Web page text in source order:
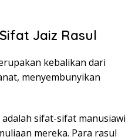
Jaiz Rasul
kebalikan dari
menyembunyikan
sifat-sifat manusiawi
mereka. Para rasul